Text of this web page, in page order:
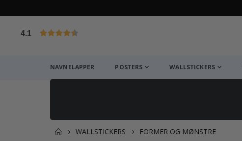
4.1
NAVNELAPPER POSTERS WALLSTICKERS
WALLSTICKERS FORMER OG MØNSTRE